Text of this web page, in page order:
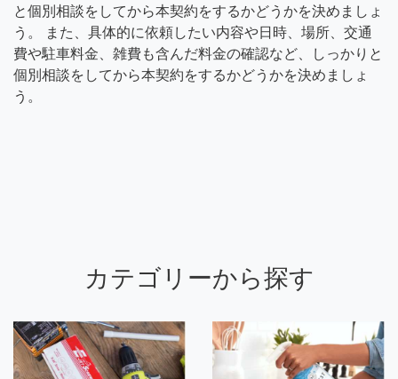
と個別相談をしてから本契約をするかどうかを決めましょ
う。 また、具体的に依頼したい内容や日時、場所、交通
費や駐車料金、雑費も含んだ料金の確認など、しっかりと
個別相談をしてから本契約をするかどうかを決めましょ
う。
カテゴリーから探す